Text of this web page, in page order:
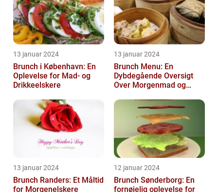
13 januar 2024
Brunch i København: En
Oplevelse for Mad- og
Drikkeelskere
13 januar 2024
Brunch Menu: En
Dybdegående Oversigt
Over Morgenmad og
13 januar 2024
Brunch Randers: Et Måltid
for Morgenelskere
12 januar 2024
Brunch Sønderborg: En
fornøjelig oplevelse for